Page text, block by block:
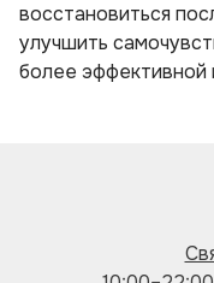
восстановиться
улучшить
более эффективной